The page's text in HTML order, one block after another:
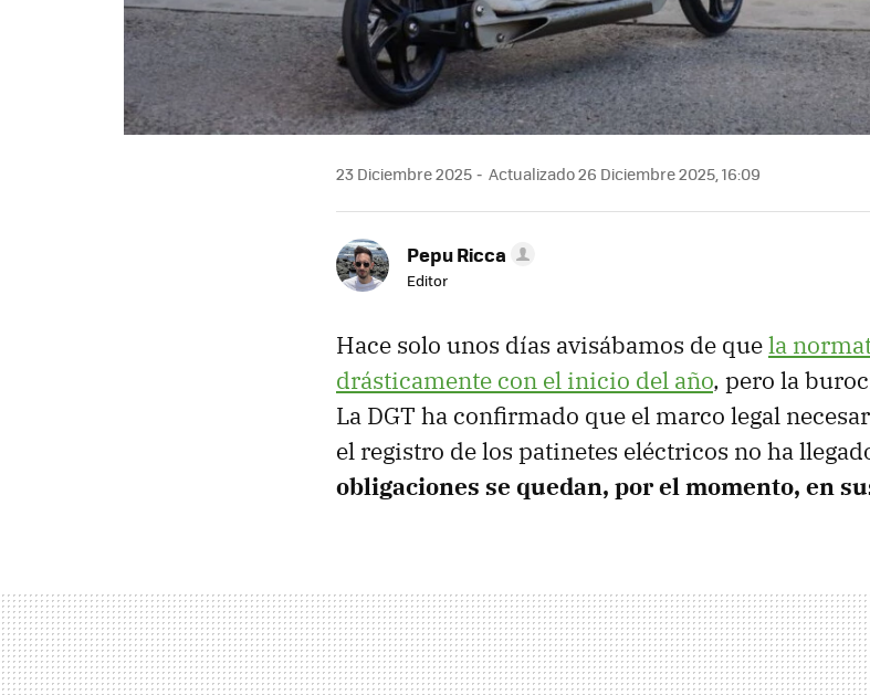
23 Diciembre 2025 Actualizado 26 Diciembre 2025, 16:09
Pepu Ricca
Editor
Hace solo unos días avisábamos de quela
drásticamente con el inicio del año, pero la
La DGT ha confirmado que el marco legal
el registro de los patinetes eléctricos no ha
obligaciones se quedan, por el momento, en